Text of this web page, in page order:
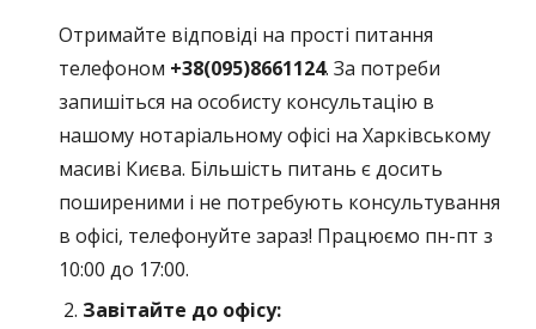
Отримайте відповіді на прості питання
телефоном +38(095)8661124. За потреби
запишіться на особисту консультацію в
нашому нотаріальному офісі на Харківському
масиві Києва. Більшість питань є досить
поширеними і не потребують консультування
в офісі, телефонуйте зараз! Працюємо пн-пт з
10:00 до 17:00.
Завітайте до офісу: